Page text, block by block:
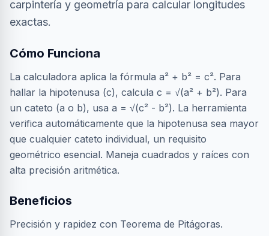
carpintería y geometría para calcular longitudes
exactas.
Cómo Funciona
La calculadora aplica la fórmula a² + b² = c². Para
hallar la hipotenusa (c), calcula c = √(a² + b²). Para
un cateto (a o b), usa a = √(c² - b²). La herramienta
verifica automáticamente que la hipotenusa sea mayor
que cualquier cateto individual, un requisito
geométrico esencial. Maneja cuadrados y raíces con
alta precisión aritmética.
Beneficios
Precisión y rapidez con Teorema de Pitágoras.